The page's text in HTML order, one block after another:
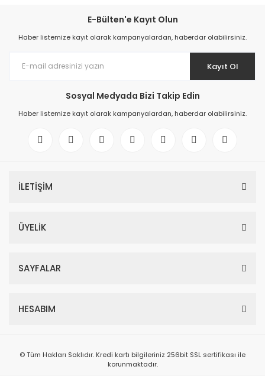
E-Bülten'e Kayıt Olun
Haber listemize kayıt olarak kampanyalardan, haberdar olabilirsiniz.
Kayıt Ol
Sosyal Medyada Bizi Takip Edin
Haber listemize kayıt olarak kampanyalardan, haberdar olabilirsiniz.
İLETİŞİM
ÜYELİK
SAYFALAR
HESABIM
© Tüm Hakları Saklıdır. Kredi kartı bilgileriniz 256bit SSL sertifikası ile
korunmaktadır.